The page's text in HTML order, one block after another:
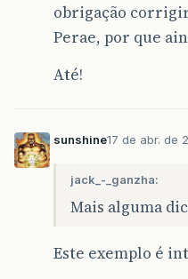
obrigação
Perae, por que
Até!
sunshine17 de abr. de
jack_-_ganzha:
Mais alguma
Este exemplo é